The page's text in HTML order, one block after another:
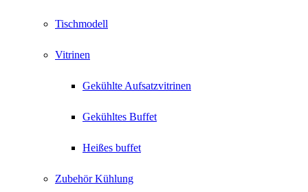
Tischmodell
Vitrinen
Gekühlte Aufsatzvitrinen
Gekühltes Buffet
Heißes buffet
Zubehör Kühlung